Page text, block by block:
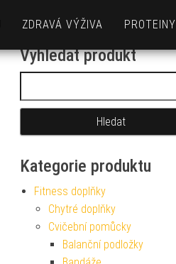
ZDRAVÁ VÝŽIVA PROTEINY
Vyhledat produkt
Kategorie produktu
Fitness doplňky
Chytré doplňky
Cvičební pomůcky
Balanční podložky